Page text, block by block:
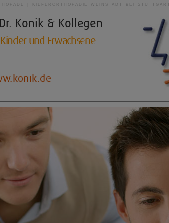
| KIEFERORTHOPÄDIE WEINSTADT BEI
Dr. Konik & Kollegen
und Erwachsene